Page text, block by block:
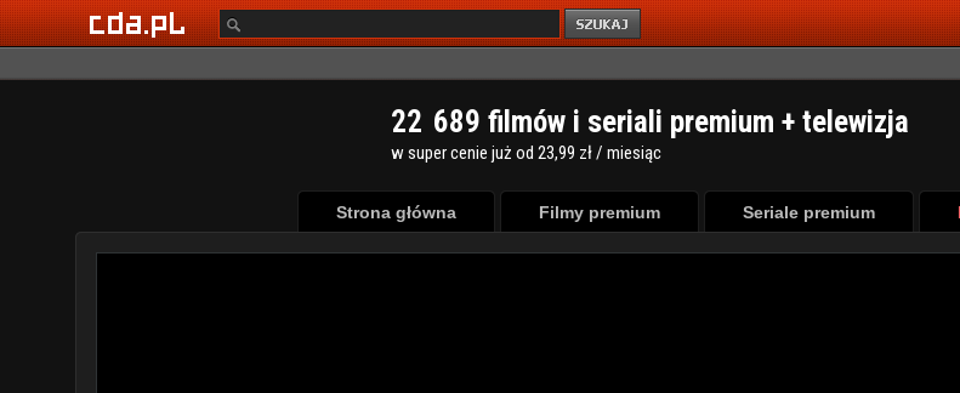
22 689 filmów i seriali premium + telewizja
w super cenie już od 23,99 zł / miesiąc
Strona główna Filmy premium Seriale premium